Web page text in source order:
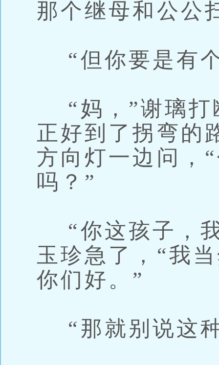
那个继母和公公
“但你要是有
“妈，”谢璃打
正好到了拐弯的
方向灯一边问，
吗？”
“你这孩子，
玉珍急了，“我
你们好。”
“那就别说这